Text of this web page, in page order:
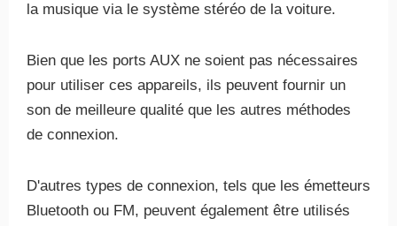
la musique via le système stéréo de la voiture.
Bien que les ports AUX ne soient pas nécessaires
pour utiliser ces appareils, ils peuvent fournir un
son de meilleure qualité que les autres méthodes
de connexion.
D'autres types de connexion, tels que les émetteurs
Bluetooth ou FM, peuvent également être utilisés